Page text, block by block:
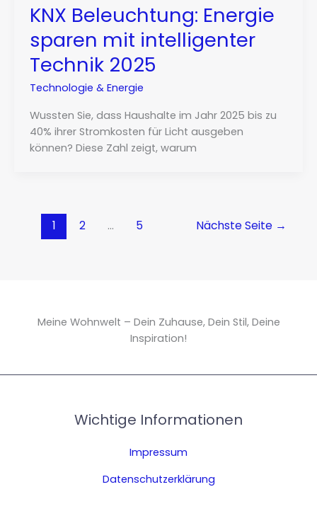
KNX Beleuchtung: Energie
sparen mit intelligenter
Technik 2025
Technologie & Energie
Wussten Sie, dass Haushalte im Jahr 2025 bis zu
40% ihrer Stromkosten für Licht ausgeben
können? Diese Zahl zeigt, warum
1 2 … 5 Nächste Seite →
Meine Wohnwelt – Dein Zuhause, Dein Stil, Deine
Inspiration!
Wichtige Informationen
Impressum
Datenschutzerklärung